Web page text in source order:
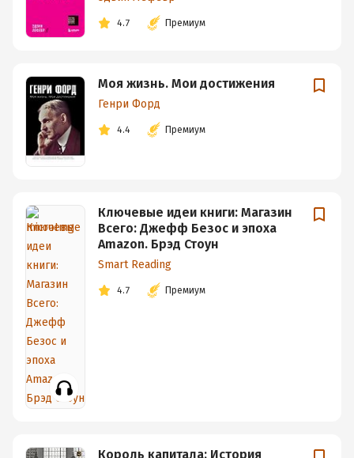
4.7 Премиум
Моя жизнь. Мои достижения
Генри Форд
4.4 Премиум
Ключевые идеи книги: Магазин
Всего: Джефф Безос и эпоха
Amazon. Брэд Стоун
Smart Reading
4.7 Премиум
Король капитала: История